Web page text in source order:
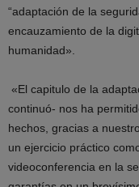
“adaptación de la
encauzamiento de la
humanidad».
«El capitulo de la
continuó- nos ha
hechos, gracias a
un ejercicio práctico
videoconferencia en la